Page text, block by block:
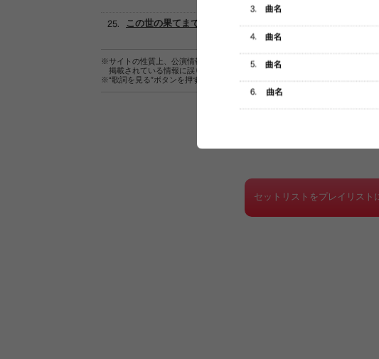
この世の果てまで
※サイトの性質上、公演情報およびセットリスト情報の正確性は保証されませ
掲載されている情報に誤りがある場合は、
こちらよりご連絡をお願い致しま
※“歌詞を見る”ボタンを押すと、株式会社ページワンが運営する歌詞サイト「
セットリストをプレイリスト